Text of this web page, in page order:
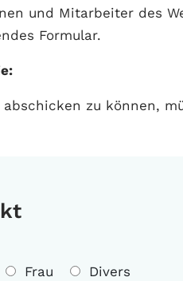
und Mitarbeiter des
Formular.
abschicken zu können,
Frau Divers